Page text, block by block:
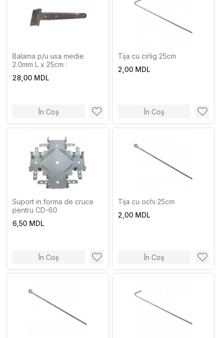
Balama p/u usa medie
2.0mm L x 25cm :
28,00 MDL
În Coș
Tija cu cirlig 25cm
2,00 MDL
În Coș
Suport in forma de cruce
pentru CD-60
6,50 MDL
În Coș
Tija cu ochi 25cm
2,00 MDL
În Coș